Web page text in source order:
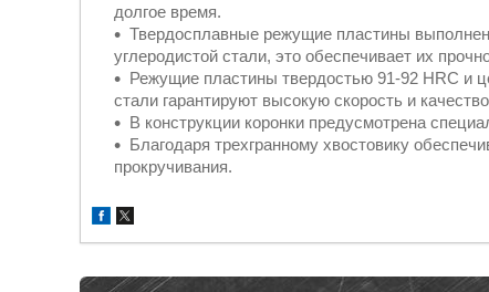
долгое время.
Твердосплавные режущие пластины
углеродистой стали, это обеспечивает их
Режущие пластины твердостью 91-92 HRC и
стали гарантируют высокую скорость и
В конструкции коронки предусмотрена
Благодаря трехгранному хвостовику
прокручивания.